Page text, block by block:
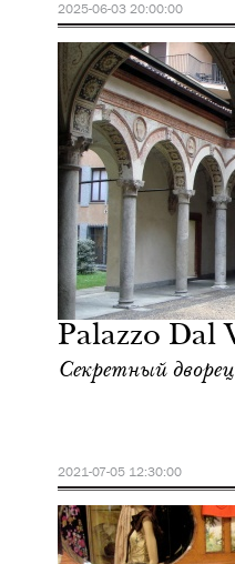
2025-06-03 20:00:00
Palazzo Dal
Секретный
2021-07-05 12:30:00
Культура
Милан